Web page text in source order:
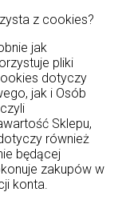
z cookies?
jak
pliki
dotyczy
jak i Osób
Sklepu,
również
będącej
zakupów w
konta.